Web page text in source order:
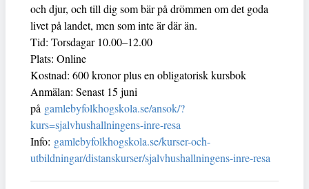
och djur, och till dig som bär på drömmen om det goda
livet på landet, men som inte är där än.
Tid: Torsdagar 10.00–12.00
Plats: Online
Kostnad: 600 kronor plus en obligatorisk kursbok
Anmälan: Senast 15 juni
på gamlebyfolkhogskola.se/ansok/?
kurs=sjalvhushallningens-inre-resa
Info: gamlebyfolkhogskola.se/kurser-och-
utbildningar/distanskurser/sjalvhushallningens-inre-resa